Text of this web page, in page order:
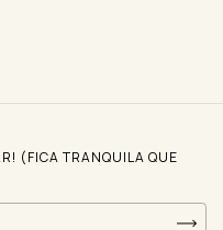
(FICA TRANQUILA QUE